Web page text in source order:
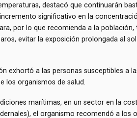
destacó que continuarán
significativo en la
por lo que recomienda a la
evitar la exposición prolongada al
exhortó a las personas susceptibles a
los organismos de salud.
marítimas, en un sector en la
el organismo recomendó a los